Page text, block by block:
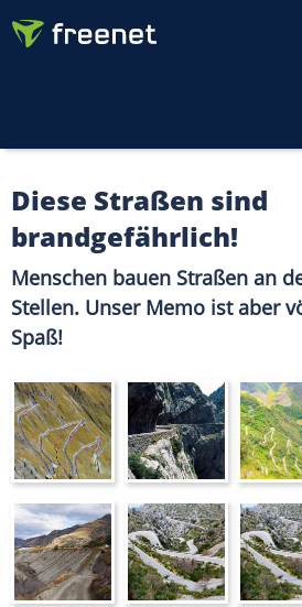
Diese Straßen sind
brandgefährlich!
Menschen bauen Straßen an
Stellen. Unser Memo ist aber
Spaß!